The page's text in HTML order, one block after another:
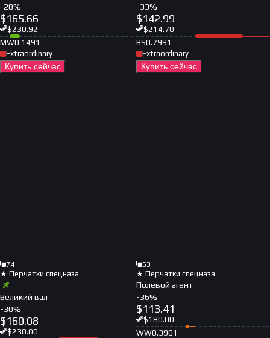
-28%
$165.66
$230.92
MW0.1491
Extraordinary
Купить сейчас
-33%
$142.99
$214.70
BS0.7991
Extraordinary
Купить сейчас
74
★ Перчатки спецназа
Великий вал
-30%
$160.08
$230.00
53
★ Перчатки спецназа
Полевой агент
-36%
$113.41
$180.00
WW0.3901